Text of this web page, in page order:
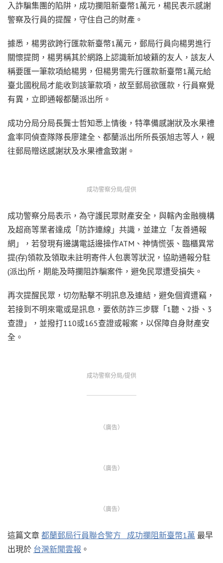
入詐騙集團的陷阱，成功攔阻新臺幣1萬元，楊民表示感謝
警察及行員的提醒，守住自己的財產。
據悉，楊男欲跨行匯款新臺幣1萬元，郵局行員向楊男進行
關懷提問，楊男稱其於網路上認識新加坡籍的友人，該友人
稱要匯一筆款項給楊男，但楊男需先行匯款新臺幣1萬元給
臺北國稅局才能收到該筆款項，故至郵局欲匯款，行員察覺
有異，立即通報都蘭派出所。
成功分局分局長龔士哲知悉上情後，特準備感謝狀及水果禮
盒率同偵查隊隊長廖建全、都蘭派出所所長張旭志等人，親
往郵局贈送感謝狀及水果禮盒致謝。
成功警察分局/提供
成功警察分局表示，為守護民眾財產安全，與轄內金融機構
及超商等業者達成「防詐連線」共識，並建立「友善通報
網」，若發現有邊講電話邊操作ATM、神情慌張、臨櫃異常
提(存)領款及領取未註明寄件人包裹等狀況，協助通報分駐
(派出)所，期能及時攔阻詐騙案件，避免民眾遭受損失。
再次提醒民眾，切勿點擊不明訊息及連結，避免個資遭竊，
若接到不明來電或是訊息，要依防詐三步驟「1聽、2掛、3
查證」，並撥打110或165查證或報案，以保障自身財產安
全。
成功警察分局/提供
（廣告）
（廣告）
（廣告）
這篇文章 都蘭郵局行員聯合警方 成功攔阻新臺幣1萬 最早
出現於 台灣新聞雲報 。